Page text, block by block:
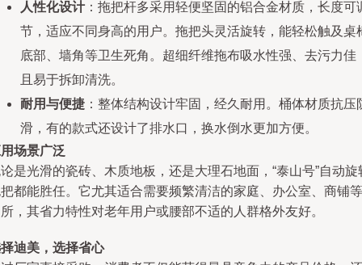
人性化设计：拖把杆多采用轻便坚固的铝合金材质，长度可
节，适应不同身高的用户。拖把头灵活旋转，能轻松触及桌
底部、墙角等卫生死角。超细纤维拖布吸水性强、去污力佳
且易于拆卸清洗。
耐用与便捷 ：整体结构设计牢固，经久耐用。桶体材质抗压
滑，有的款式还设计了排水口，换水倒水更加方便。
场景广泛
是光滑的瓷砖、木质地板，还是大理石地面，“泰山号”自动旋
都能胜任。它尤其适合需要频繁清洁的家庭、办公室、商铺等
，其省力特性对老年用户或腰部不适的人群格外友好。
迪美，选择省心